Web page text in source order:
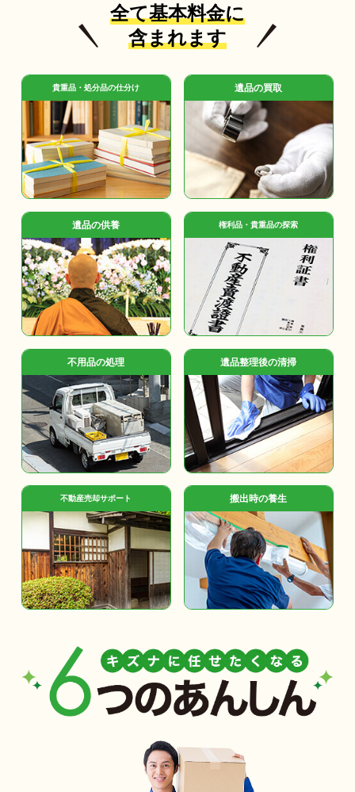
全て基本料金に
含まれます
貴重品・処分品の仕分け 遺品の買取
遺品の供養 権利品・貴重品の探索
不用品の処理 遺品整理後の清掃
不動産売却サポート 搬出時の養生